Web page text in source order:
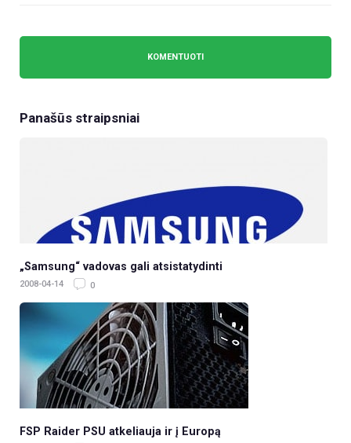
Panašūs straipsniai
„Samsung“ vadovas gali atsistatydinti
2008-04-14 0
FSP Raider PSU atkeliauja ir į Europą